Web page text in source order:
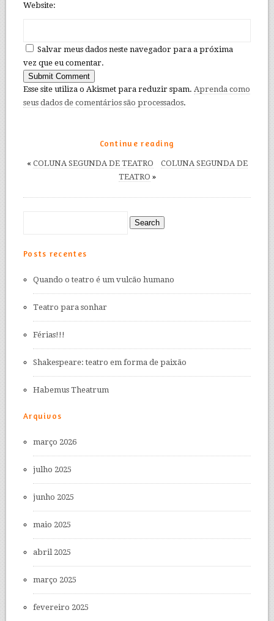
Website:
Salvar meus dados neste navegador para a próxima
vez que eu comentar.
Esse site utiliza o Akismet para reduzir spam. Aprenda como
seus dados de comentários são processados.
Continue reading
« COLUNA SEGUNDA DE TEATRO
COLUNA SEGUNDA DE
TEATRO »
Posts recentes
Quando o teatro é um vulcão humano
Teatro para sonhar
Férias!!!
Shakespeare: teatro em forma de paixão
Habemus Theatrum
Arquivos
março 2026
julho 2025
junho 2025
maio 2025
abril 2025
março 2025
fevereiro 2025